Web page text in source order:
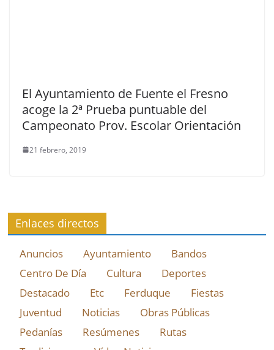
El Ayuntamiento de Fuente el Fresno
acoge la 2ª Prueba puntuable del
Campeonato Prov. Escolar Orientación
21 febrero, 2019
Enlaces directos
Anuncios Ayuntamiento
Bandos
Centro De Día
Cultura
Deportes
Destacado
Etc Ferduque
Fiestas
Juventud
Noticias
Obras Públicas
Pedanías
Resúmenes
Rutas